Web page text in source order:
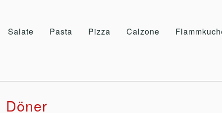
Salate Pasta Pizza Calzone
Döner